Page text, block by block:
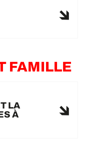
FAMILLE
LA
À